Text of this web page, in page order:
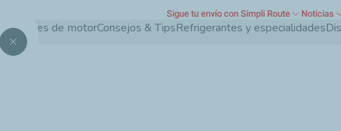
Pasar
Aceites de motorConsejos & TipsRefrigerantes y especialidades
Sigue tu envío con Simpli Route Noticias